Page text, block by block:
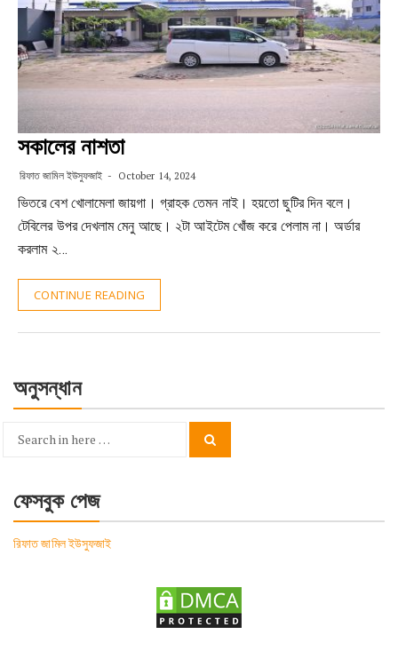
সকালের নাশতা
রিফাত জামিল ইউসুফজাই October 14, 2024
ভিতরে বেশ খোলামেলা জায়গা। গ্রাহক তেমন নাই। হয়তো ছুটির দিন বলে।
টেবিলের উপর দেখলাম মেনু আছে। ২টা আইটেম খোঁজ করে পেলাম না। অর্ডার
করলাম ২…
CONTINUE READING
অনুসন্ধান
Search
ফেসবুক পেজ
রিফাত জামিল ইউসুফজাই